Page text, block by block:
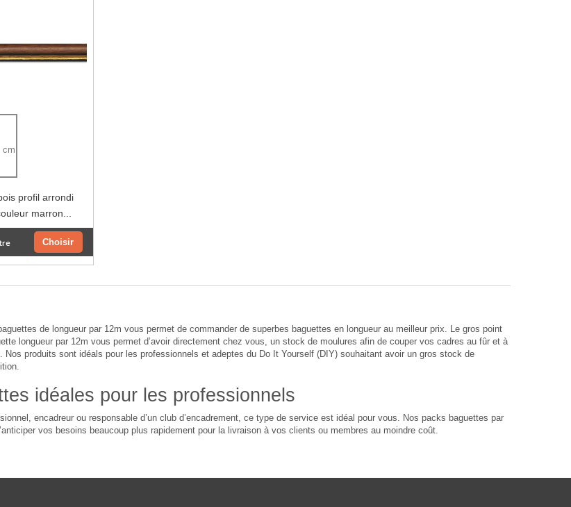
cm
profil arrondi
marron...
Choisir
de longueur par 12m vous permet de commander de superbes baguettes en longueur au meilleur prix. Le gros point
longueur par 12m vous permet d’avoir directement chez vous, un stock de moulures afin de couper vos cadres au fûr et à
Nos produits sont idéals pour les professionnels et adeptes du Do It Yourself (DIY) souhaitant avoir un gros stock de
idéales pour les professionnels
encadreur ou responsable d’un club d’encadrement, ce type de service est idéal pour vous. Nos packs baguettes par
vos besoins beaucoup plus rapidement pour la livraison à vos clients ou membres au moindre coût.